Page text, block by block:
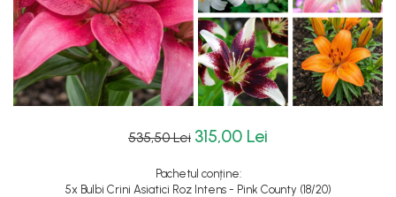
535,50 Lei 315,00 Lei
Pachetul conține:
5x Bulbi Crini Asiatici Roz Intens - Pink County (18/20)